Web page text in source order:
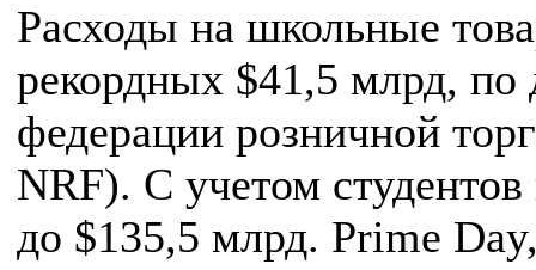
Расходы на школьные
рекордных $41,5 млрд,
федерации розничной
NRF). С учетом
до $135,5 млрд. Prime